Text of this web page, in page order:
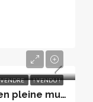
! VENDU !
Studio situé dans un quartier en pleine mutation